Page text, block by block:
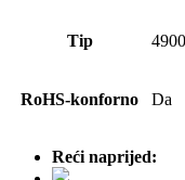
Tip
RoHS-konforno Da
Reći naprijed: